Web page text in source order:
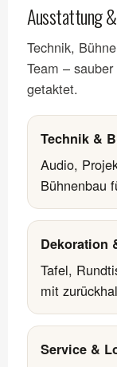
Ausstattung
Technik,
Team –
getaktet.
Technik &
Audio,
Bühnenbau
Dekoration
Tafel,
mit
Service &